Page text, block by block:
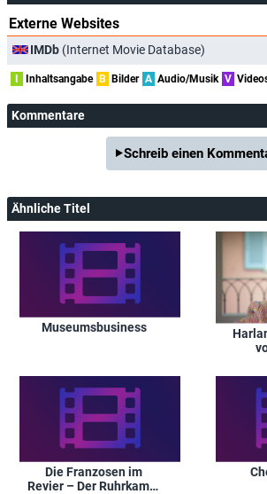
Externe Websites
IMDb (Internet Movie Database)
I Inhaltsangabe B Bilder A Audio/Musik V
Kommentare
Schreib einen
Ähnliche Titel
Museumsbusiness
Die Franzosen im
Revier – Der Ruhrkampf